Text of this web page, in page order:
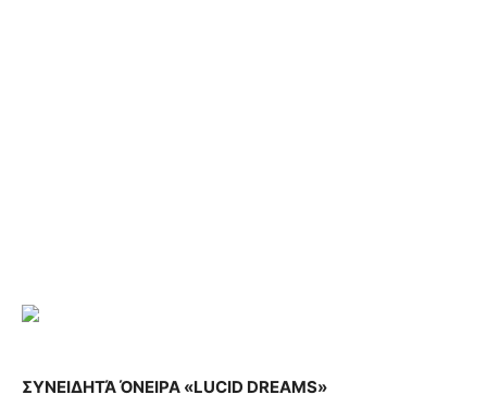
ΣΥΝΕΙΔΗΤΆ ΌΝΕΙΡΑ «LUCID DREAMS»